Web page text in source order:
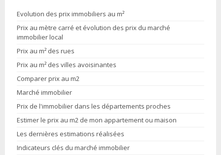
Evolution des prix immobiliers au m²
Prix au mètre carré et évolution des prix du marché
immobilier local
Prix au m² des rues
Prix au m² des villes avoisinantes
Comparer prix au m2
Marché immobilier
Prix de l'immobilier dans les départements proches
Estimer le prix au m2 de mon appartement ou maison
Les dernières estimations réalisées
Indicateurs clés du marché immobilier